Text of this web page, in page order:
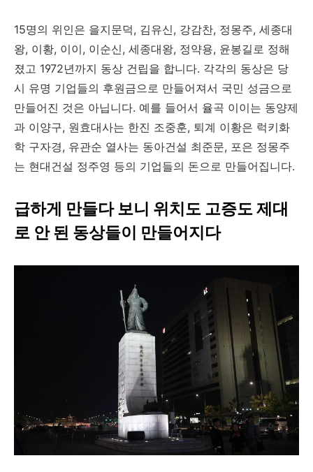
15명의 위인은 을지문덕, 김유신, 강감찬, 정몽주, 세종대
왕, 이황, 이이, 이순신, 세종대왕, 정약용, 윤봉길로 정해
졌고 1972년까지 동상 건립을 합니다. 각각의 동상은 당
시 유명 기업들의 후원금으로 만들어져서 국민 성금으로
만들어진 것은 아닙니다. 예를 들어서 율곡 이이는 동양제
과 이양구, 원효대사는 한진 조중훈, 퇴계 이황은 럭키화
학 구자경, 유관순 열사는 동아건설 최준문, 포은 정몽주
는 현대건설 정주영 등의 기업들의 돈으로 만들어집니다.
급하게 만들다 보니 위치도 고증도 제대
로 안 된 동상들이 만들어지다